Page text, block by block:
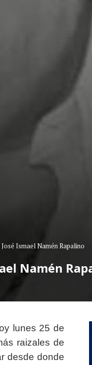
Ismael Namén Rapalino
Namén
lunes 25 de
raizales de
desde donde